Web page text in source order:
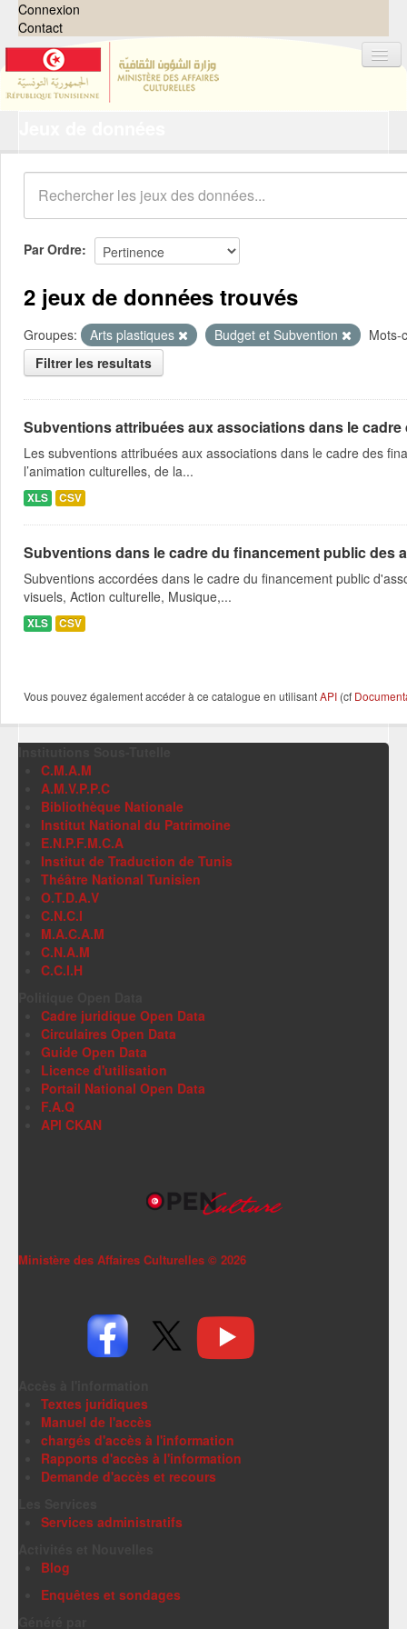
Connexion
Contact
Organisations
Groupes
Demandes 0
À propos
Par Ordre
2 jeux de données trouvés
Groupes: Arts plastiques Budget et Subvention
Mots-
Filtrer les resultats
Subventions attribuées aux associations dans le
Les subventions attribuées aux associations dans le cadre des
l’animation culturelles, de la...
XLS CSV
Subventions dans le cadre du financement public des
Subventions accordées dans le cadre du financement public
visuels, Action culturelle, Musique,...
XLS CSV
Vous pouvez également accéder à ce catalogue en utilisantAPI (cf
C.M.A.M
A.M.V.P.P.C
Bibliothèque Nationale
Institut National du Patrimoine
E.N.P.F.M.C.A
Institut de Traduction de Tunis
Théâtre National Tunisien
O.T.D.A.V
C.N.C.I
M.A.C.A.M
C.N.A.M
C.C.I.H
Cadre juridique Open Data
Circulaires Open Data
Guide Open Data
Licence d'utilisation
Portail National Open Data
F.A.Q
API CKAN
Ministère des Affaires Culturelles © 2026
Textes juridiques
Manuel de l'accès
chargés d'accès à l'information
Rapports d'accès à l'information
Demande d'accès et recours
Services administratifs
Blog
Enquêtes et sondages